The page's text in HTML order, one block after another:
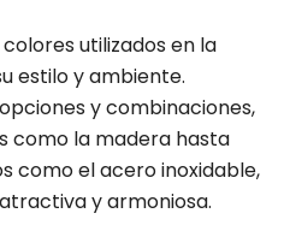
utilizados en la
estilo y ambiente.
y combinaciones,
como la madera hasta
como el acero inoxidable,
y armoniosa.